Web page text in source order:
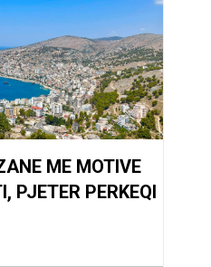
ME MOTIVE
PJETER PERKEQI